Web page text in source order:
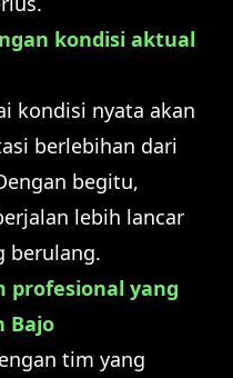
kondisi aktual
kondisi nyata akan
berlebihan dari
begitu,
lebih lancar
berulang.
profesional yang
Bajo
tim yang